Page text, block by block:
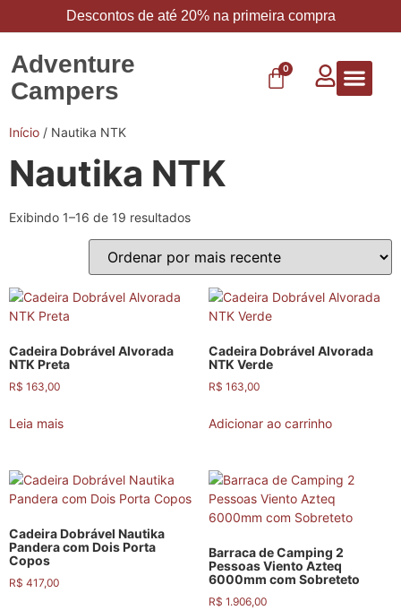
Descontos de até 20% na primeira compra
Adventure
Campers
0
Início / Nautika NTK
Nautika NTK
Exibindo 1–16 de 19 resultados
Cadeira Dobrável Alvorada
NTK Preta
R$ 163,00
Leia mais
Cadeira Dobrável Alvorada
NTK Verde
R$ 163,00
Adicionar ao carrinho
Cadeira Dobrável Nautika
Pandera com Dois Porta
Copos
R$ 417,00
Barraca de Camping 2
Pessoas Viento Azteq
6000mm com Sobreteto
R$ 1.906,00